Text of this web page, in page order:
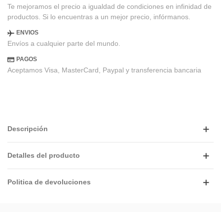
Te mejoramos el precio a igualdad de condiciones en infinidad de
productos. Si lo encuentras a un mejor precio, infórmanos.
ENVIOS
Envíos a cualquier parte del mundo.
PAGOS
Aceptamos Visa, MasterCard, Paypal y transferencia bancaria
Descripción
Detalles del producto
Politica de devoluciones